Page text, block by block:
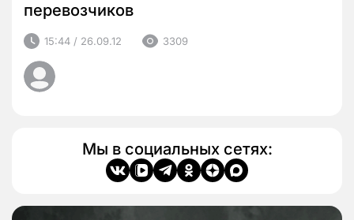
перевозчиков
15:44 / 26.09.12 3309
Мы в социальных сетях: